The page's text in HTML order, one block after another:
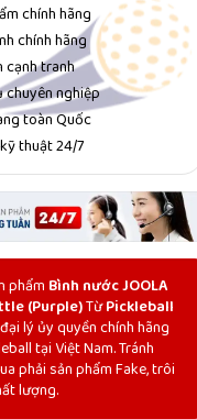
chính hãng
chính hãng
cạnh tranh
chuyên nghiệp
toàn Quốc
thuật 24/7
phẩm Bình nước JOOLA
(Purple)TừPickleball
đại lý ủy quyền chính hãng
tại Việt Nam. Tránh
phải sản phẩm Fake, trôi
lượng.